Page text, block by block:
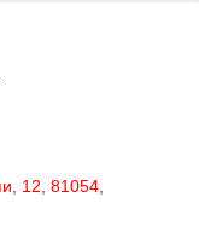
12, 81054,